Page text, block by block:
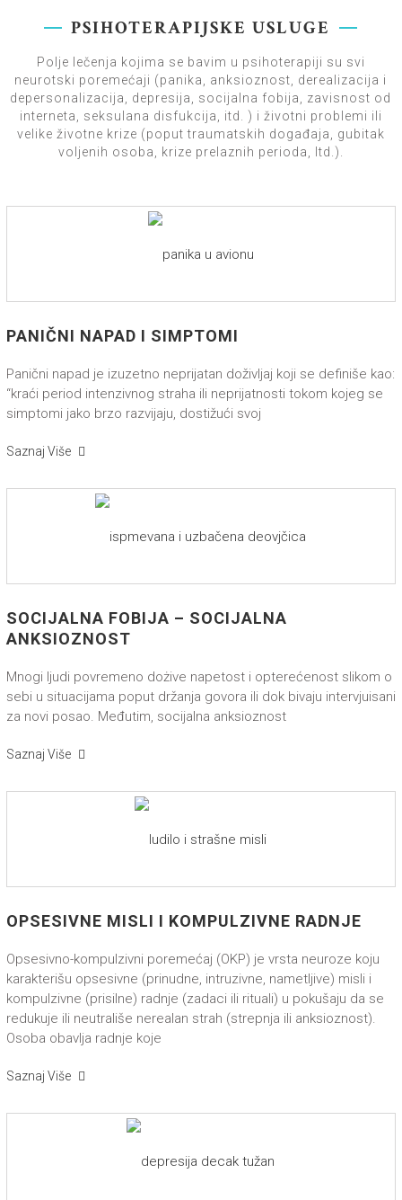
PSIHOTERAPIJSKE USLUGE
Polje lečenja kojima se bavim u psihoterapiji su svi
neurotski poremećaji (panika, anksioznost, derealizacija i
depersonalizacija, depresija, socijalna fobija, zavisnost od
interneta, seksulana disfukcija, itd. ) i životni problemi ili
velike životne krize (poput traumatskih događaja, gubitak
voljenih osoba, krize prelaznih perioda, Itd.).
PANIČNI NAPAD I SIMPTOMI
Panični napad je izuzetno neprijatan doživljaj koji se definiše kao:
“kraći period intenzivnog straha ili neprijatnosti tokom kojeg se
simptomi jako brzo razvijaju, dostižući svoj
Saznaj Više
SOCIJALNA FOBIJA – SOCIJALNA
ANKSIOZNOST
Mnogi ljudi povremeno dożive napetost i opterećenost slikom o
sebi u situacijama poput držanja govora ili dok bivaju intervjuisani
za novi posao. Međutim, socijalna anksioznost
Saznaj Više
OPSESIVNE MISLI I KOMPULZIVNE RADNJE
Opsesivno-kompulzivni poremećaj (OKP) je vrsta neuroze koju
karakterišu opsesivne (prinudne, intruzivne, nametljive) misli i
kompulzivne (prisilne) radnje (zadaci ili rituali) u pokušaju da se
redukuje ili neutrališe nerealan strah (strepnja ili anksioznost).
Osoba obavlja radnje koje
Saznaj Više